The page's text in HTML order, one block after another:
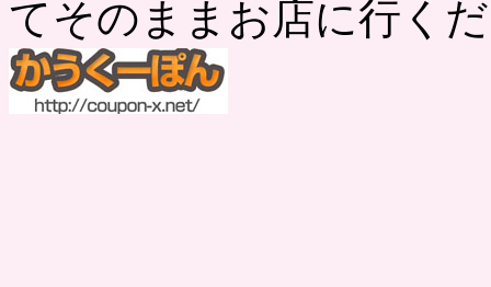
てそのままお店に行く